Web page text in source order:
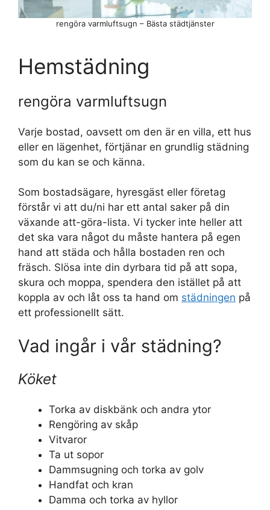
rengöra varmluftsugn – Bästa städtjänster
Hemstädning
rengöra varmluftsugn
Varje bostad, oavsett om den är en villa, ett hus
eller en lägenhet, förtjänar en grundlig städning
som du kan se och känna.
Som bostadsägare, hyresgäst eller företag
förstår vi att du/ni har ett antal saker på din
växande att-göra-lista. Vi tycker inte heller att
det ska vara något du måste hantera på egen
hand att städa och hålla bostaden ren och
fräsch. Slösa inte din dyrbara tid på att sopa,
skura och moppa, spendera den istället på att
koppla av och låt oss ta hand om städningen på
ett professionellt sätt.
Vad ingår i vår städning?
Köket
Torka av diskbänk och andra ytor
Rengöring av skåp
Vitvaror
Ta ut sopor
Dammsugning och torka av golv
Handfat och kran
Damma och torka av hyllor